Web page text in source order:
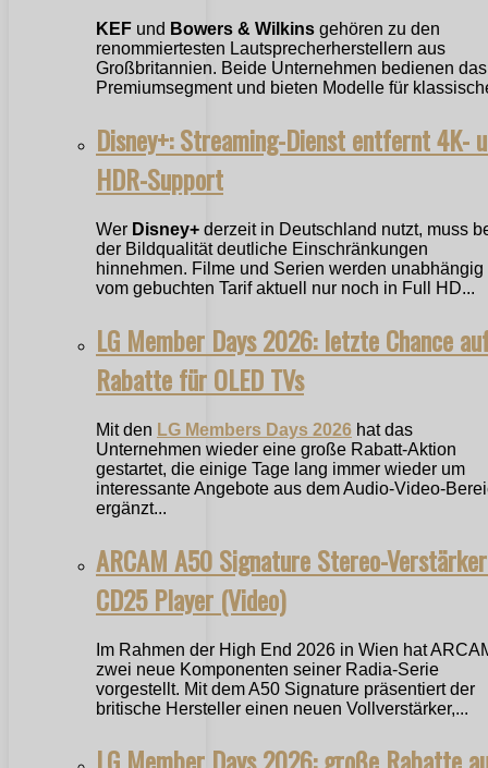
KEF und Bowers & Wilkins gehören zu den
renommiertesten Lautsprecherherstellern aus
Großbritannien. Beide Unternehmen bedienen das
Premiumsegment und bieten Modelle für
Disney+: Streaming-Dienst entfernt 4K-
HDR-Support
Wer Disney+ derzeit in Deutschland nutzt, muss
der Bildqualität deutliche Einschränkungen
hinnehmen. Filme und Serien werden unabhängig
vom gebuchten Tarif aktuell nur noch in Full HD...
LG Member Days 2026: letzte Chance
Rabatte für OLED TVs
Mit den LG Members Days 2026 hat das
Unternehmen wieder eine große Rabatt-Aktion
gestartet, die einige Tage lang immer wieder um
interessante Angebote aus dem Audio-Video-
ergänzt...
ARCAM A50 Signature Stereo-
CD25 Player (Video)
Im Rahmen der High End 2026 in Wien hat
zwei neue Komponenten seiner Radia-Serie
vorgestellt. Mit dem A50 Signature präsentiert der
britische Hersteller einen neuen Vollverstärker,...
LG Member Days 2026: große Rabatte